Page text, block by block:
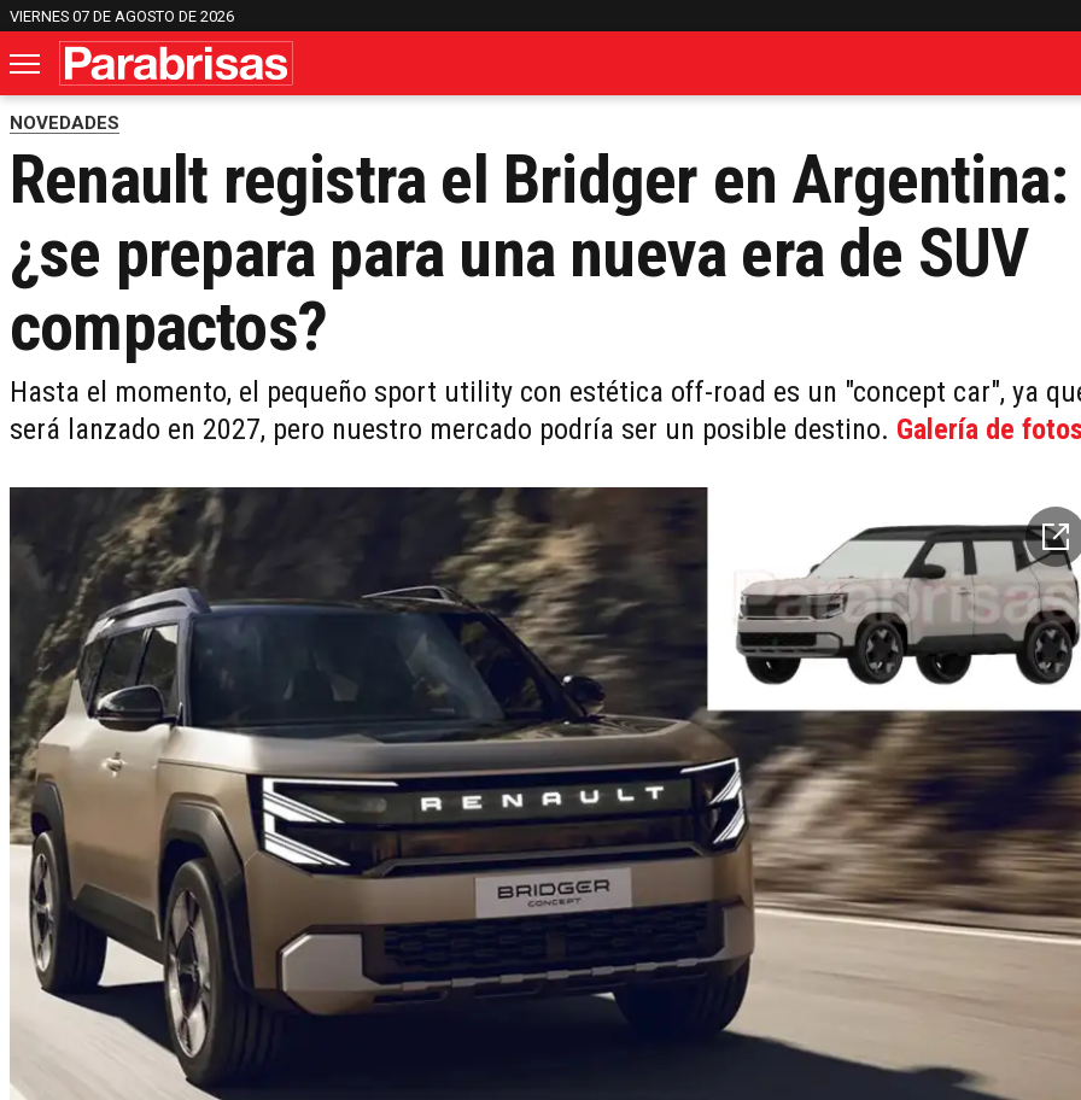
VIERNES 07 DE AGOSTO DE 2026
NOVEDADES
Renault registra el Bridger en Argentina:
¿se prepara para una nueva era de SUV
compactos?
Hasta el momento, el pequeño sport utility con estética off-road es un "concept car", ya
será lanzado en 2027, pero nuestro mercado podría ser un posible destino. Galería de